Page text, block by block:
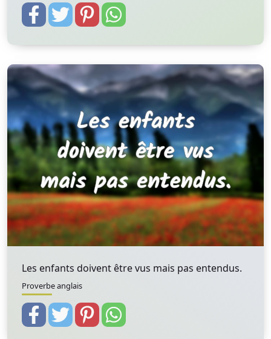
Les enfants doivent être vus mais pas entendus.
Proverbe anglais